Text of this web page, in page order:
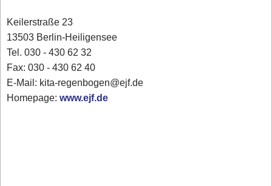
Keilerstraße 23
13503 Berlin-Heiligensee
Tel. 030 - 430 62 32
Fax: 030 - 430 62 40
E-Mail: kita-regenbogen@ejf.de
Homepage:www.ejf.de